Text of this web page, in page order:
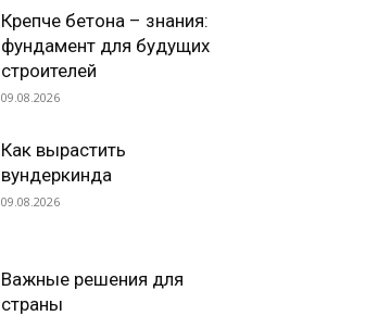
Крепче бетона – знания:
фундамент для будущих
строителей
09.08.2026
Как вырастить
вундеркинда
09.08.2026
Важные решения для
страны